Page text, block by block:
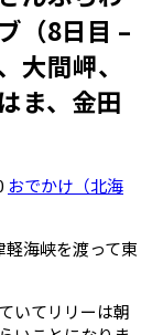
（8日目 –
大間岬、
ま、金田
おでかけ（北海
海峡を渡って東
いてリリーは朝